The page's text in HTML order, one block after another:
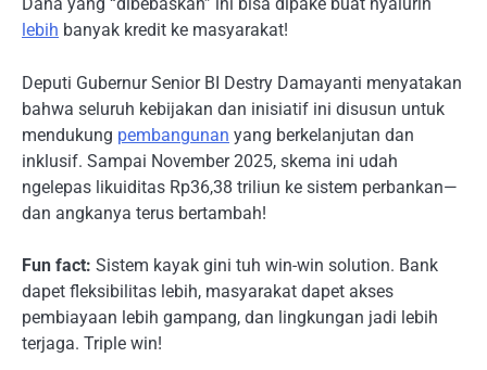
Dana yang “dibebaskan” ini bisa dipake buat nyalurin
lebih banyak kredit ke masyarakat!
Deputi Gubernur Senior BI Destry Damayanti menyatakan
bahwa seluruh kebijakan dan inisiatif ini disusun untuk
mendukung pembangunan yang berkelanjutan dan
inklusif. Sampai November 2025, skema ini udah
ngelepas likuiditas Rp36,38 triliun ke sistem perbankan—
dan angkanya terus bertambah!
Fun fact: Sistem kayak gini tuh win-win solution. Bank
dapet fleksibilitas lebih, masyarakat dapet akses
pembiayaan lebih gampang, dan lingkungan jadi lebih
terjaga. Triple win!